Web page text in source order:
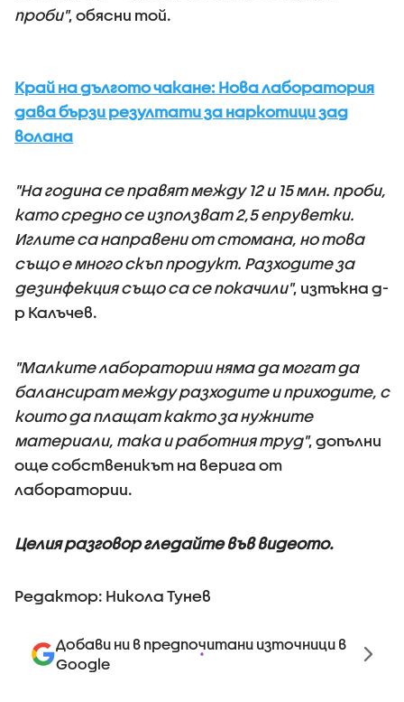
проби", обясни той.
Край на дългото чакане: Нова лаборатория
дава бързи резултати за наркотици зад
волана
"На година се правят между 12 и 15 млн. проби,
като средно се използват 2,5 епруветки.
Иглите са направени от стомана, но това
също е много скъп продукт. Разходите за
дезинфекция също са се покачили", изтъкна д-
р Калъчев.
"Малките лаборатории няма да могат да
балансират между разходите и приходите, с
които да плащат както за нужните
материали, така и работния труд", допълни
още собственикът на верига от
лаборатории.
Целия разговор гледайте във видеото.
Редактор: Никола Тунев
Добави ни в предпочитани източници в
Google